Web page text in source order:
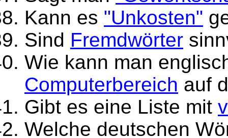
Kann es "Unkosten"
Sind Fremdwörter
Wie kann man
Computerbereich auf
Gibt es eine Liste mit
Welche deutschen